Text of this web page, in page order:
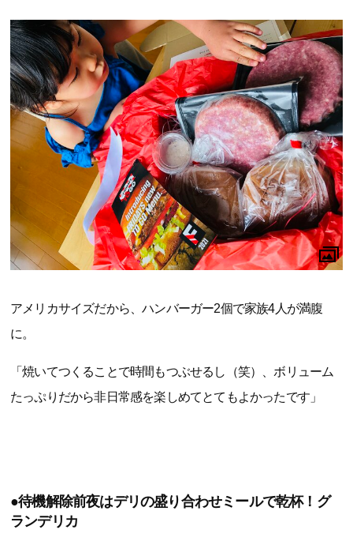
アメリカサイズだから、ハンバーガー2個で家族4人が満腹
に。
「焼いてつくることで時間もつぶせるし（笑）、ボリューム
たっぷりだから非日常感を楽しめてとてもよかったです」
●待機解除前夜はデリの盛り合わせミールで乾杯！グ
ランデリカ